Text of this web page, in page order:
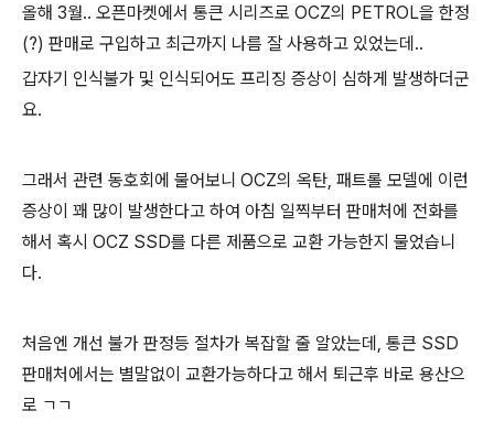
올해 3월.. 오픈마켓에서 통큰 시리즈로 OCZ의 PETROL을 한정
(?) 판매로 구입하고 최근까지 나름 잘 사용하고 있었는데..
갑자기 인식불가 및 인식되어도 프리징 증상이 심하게 발생하더군
요.
그래서 관련 동호회에 물어보니 OCZ의 옥탄, 패트롤 모델에 이런
증상이 꽤 많이 발생한다고 하여 아침 일찍부터 판매처에 전화를
해서 혹시 OCZ SSD를 다른 제품으로 교환 가능한지 물었습니
다.
처음엔 개선 불가 판정등 절차가 복잡할 줄 알았는데, 통큰 SSD
판매처에서는 별말없이 교환가능하다고 해서 퇴근후 바로 용산으
로 ㄱㄱ